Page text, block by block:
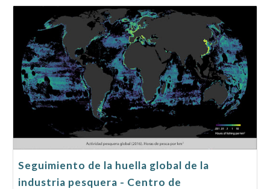
Seguimiento de la huella global de la
industria pesquera - Centro de